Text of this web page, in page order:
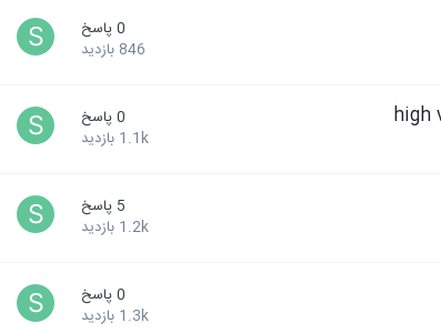
0 پاسخ
846 بازدید
0 پاسخ
1.1k بازدید
5 پاسخ
1.2k بازدید
0 پاسخ
1.3k بازدید